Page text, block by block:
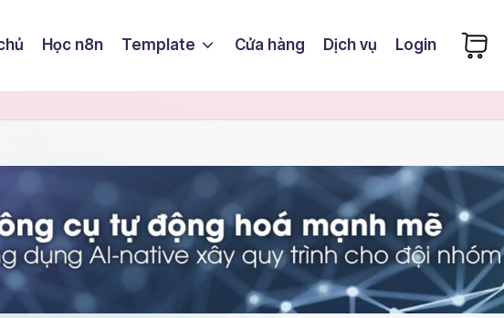
Học n8n Template Cửa hàng Dịch vụ Login